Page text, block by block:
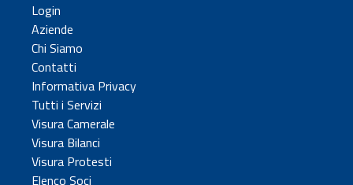
Login
Aziende
Chi Siamo
Contatti
Informativa Privacy
Tutti i Servizi
Visura Camerale
Visura Bilanci
Visura Protesti
Elenco Soci